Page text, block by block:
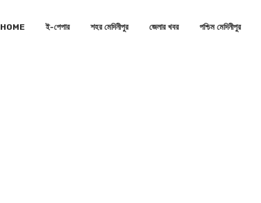
HOME ই-পেপার শহর মেদিনীপুর জেলার খবর পশ্চিম মেদিনীপুর